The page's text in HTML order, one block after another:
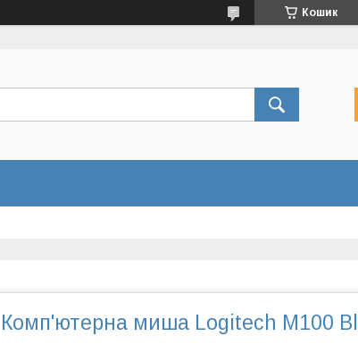
Кошик
Комп'ютерна миша Logitech M100